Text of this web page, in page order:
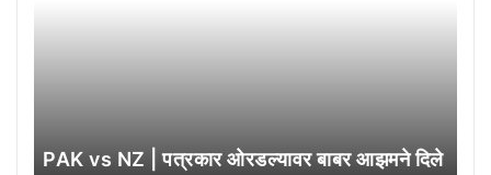
PAK vs NZ | पत्रकार ओरडल्यावर बाबर आझमने दिले